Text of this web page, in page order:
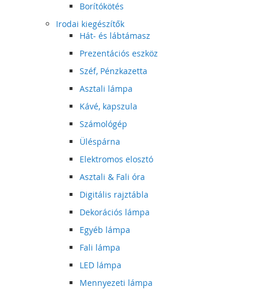
Borítókötés
Irodai kiegészítők
Hát- és lábtámasz
Prezentációs eszköz
Széf, Pénzkazetta
Asztali lámpa
Kávé, kapszula
Számológép
Üléspárna
Elektromos elosztó
Asztali & Fali óra
Digitális rajztábla
Dekorációs lámpa
Egyéb lámpa
Fali lámpa
LED lámpa
Mennyezeti lámpa